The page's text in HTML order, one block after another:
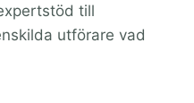
till
utförare vad